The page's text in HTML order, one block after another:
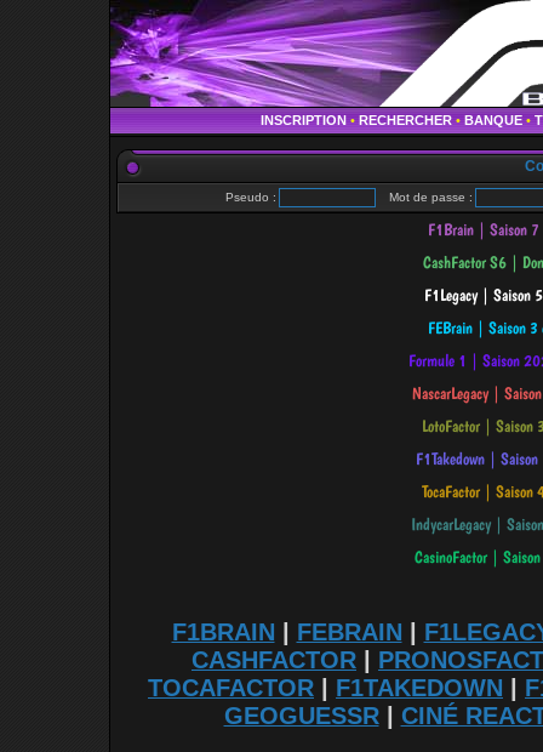
INSCRIPTION • RECHERCHER • BANQUE •
Pseudo : Mot de passe :
F1BRAIN FEBRAIN
CASHFACTOR
TOCAFACTOR
F1TAKEDOWN
GEOGUESSR| CINÉ